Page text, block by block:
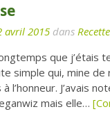
avril 2015 dans
que j’étais
simple qui, mine de
l’honneur. J’avais
mais elle…